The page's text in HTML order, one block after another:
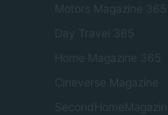
Motors Magazine 365
Day Travel 365
Home Magazine 365
Cineverse Magazine
SecondHomeMagazine